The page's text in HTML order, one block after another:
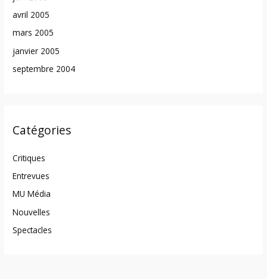
avril 2005
mars 2005
janvier 2005
septembre 2004
Catégories
Critiques
Entrevues
MU Média
Nouvelles
Spectacles